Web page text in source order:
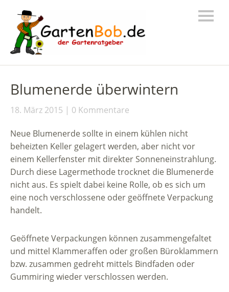
Blumenerde überwintern
18. März 2015 0 Kommentare
Neue Blumenerde sollte in einem kühlen nicht
beheizten Keller gelagert werden, aber nicht vor
einem Kellerfenster mit direkter Sonneneinstrahlung.
Durch diese Lagermethode trocknet die Blumenerde
nicht aus. Es spielt dabei keine Rolle, ob es sich um
eine noch verschlossene oder geöffnete Verpackung
handelt.
Geöffnete Verpackungen können zusammengefaltet
und mittel Klammeraffen oder großen Büroklammern
bzw. zusammen gedreht mittels Bindfaden oder
Gummiring wieder verschlossen werden.